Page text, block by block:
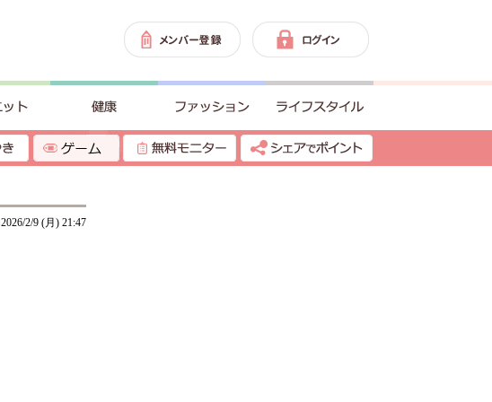
2026/2/9 (月) 21:47